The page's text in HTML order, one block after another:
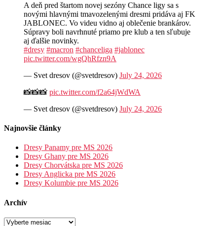
A deň pred štartom novej sezóny Chance ligy sa s
novými hlavnými tmavozelenými dresmi pridáva aj FK
JABLONEC. Vo videu vidno aj oblečenie brankárov.
Súpravy boli navrhnuté priamo pre klub a ten sľubuje
aj ďalšie novinky.
#dresy #macron #chanceliga #jablonec
pic.twitter.com/wgQhRfzn9A
— Svet dresov (@svetdresov) July 24, 2026
📸📸📸 pic.twitter.com/f2a64jWdWA
— Svet dresov (@svetdresov) July 24, 2026
Najnovšie články
Dresy Panamy pre MS 2026
Dresy Ghany pre MS 2026
Dresy Chorvátska pre MS 2026
Dresy Anglicka pre MS 2026
Dresy Kolumbie pre MS 2026
Archív
Archív